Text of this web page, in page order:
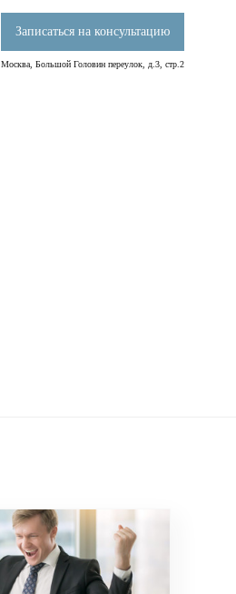
Записаться на консультацию
Москва, Большой Головин переулок, д.3, стр.2